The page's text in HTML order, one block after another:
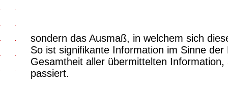
sondern das Ausmaß, in welchem sich
So ist signifikante Information im Sinne
Gesamtheit aller übermittelten Information,
passiert.